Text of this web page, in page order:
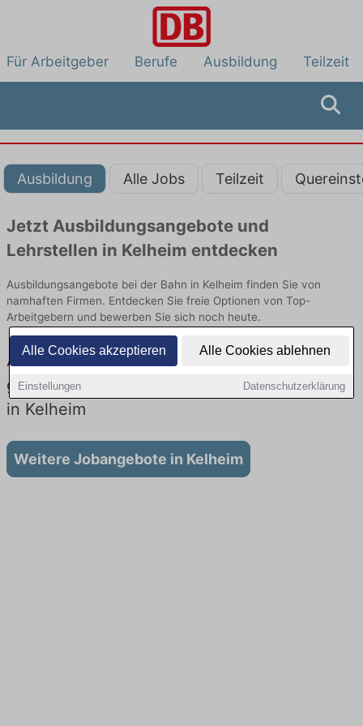
Alle Cookies akzeptieren Alle Cookies ablehnen
Einstellungen Datenschutzerklärung
Für Arbeitgeber Berufe Ausbildung Teilzeit
Ausbildung Alle Jobs Teilzeit
Jetzt Ausbildungsangebote und
Lehrstellen in Kelheim entdecken
Ausbildungsangebote bei der Bahn in Kelheim finden Sie von
namhaften Firmen. Entdecken Sie freie Optionen von Top-
Arbeitgebern und bewerben Sie sich noch heute.
Ausbildung in Kelheim bei der Bahn: Aktuell
gibt es keine Stellenangebote für Ausbildung
in Kelheim
Weitere Jobangebote in Kelheim